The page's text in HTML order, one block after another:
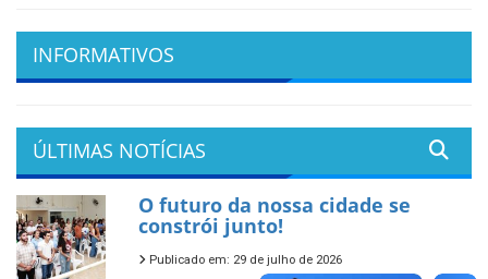
INFORMATIVOS
ÚLTIMAS NOTÍCIAS
O futuro da nossa cidade se
constrói junto!
Publicado em: 29 de julho de 2026